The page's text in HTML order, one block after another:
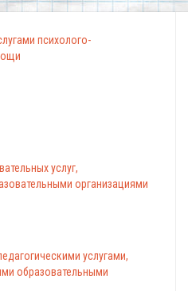
психолого-
услуг,
организациями
услугами,
образовательными